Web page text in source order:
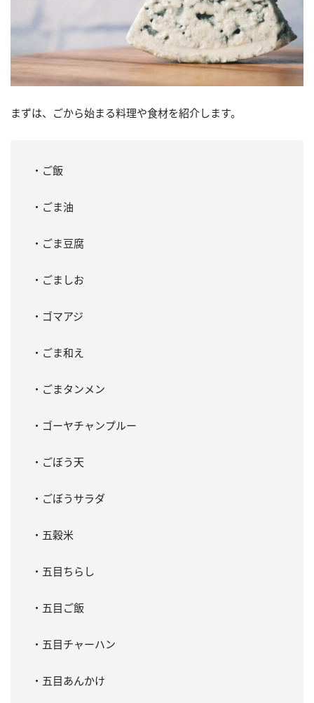
まずは、ごから始まる料理や食材を紹介します。
・ご飯
・ごま油
・ごま豆腐
・ごましお
・ゴマアジ
・ごま和え
・ごまタンメン
・ゴーヤチャンプルー
・ごぼう天
・ごぼうサラダ
・五穀米
・五目ちらし
・五目ご飯
・五目チャーハン
・五目あんかけ